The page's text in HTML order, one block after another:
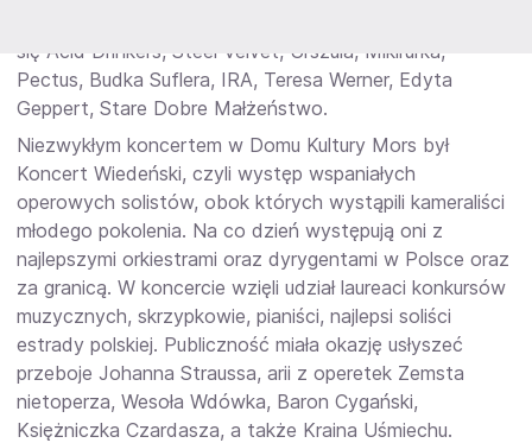
się Acid Drinkers, Steel Velvet, Urszula, Mikirurka,
Pectus, Budka Suflera, IRA, Teresa Werner, Edyta
Geppert, Stare Dobre Małżeństwo.
Niezwykłym koncertem w Domu Kultury Mors był
Koncert Wiedeński, czyli występ wspaniałych
operowych solistów, obok których wystąpili kameraliści
młodego pokolenia. Na co dzień występują oni z
najlepszymi orkiestrami oraz dyrygentami w Polsce oraz
za granicą. W koncercie wzięli udział laureaci konkursów
muzycznych, skrzypkowie, pianiści, najlepsi soliści
estrady polskiej. Publiczność miała okazję usłyszeć
przeboje Johanna Straussa, arii z operetek Zemsta
nietoperza, Wesoła Wdówka, Baron Cygański,
Księżniczka Czardasza, a także Kraina Uśmiechu.